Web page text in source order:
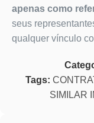
apenas como
seus
qualquer vínculo
Tags:
SIMILAR